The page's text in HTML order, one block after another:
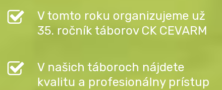
V tomto roku organizujeme už
35. ročník táborov CK CEVARM
V našich táboroch nájdete
kvalitu a profesionálny prístup